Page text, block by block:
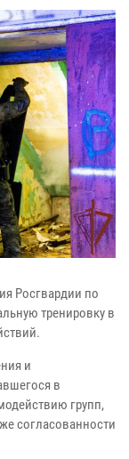
Росгвардии по
тренировку в
и
в
групп,
согласованности